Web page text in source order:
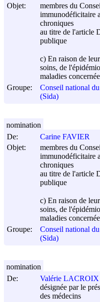
Objet:
membres du
immunodéficitaire
chroniques
au titre de l'article
publique
c) En raison de
soins, de
maladies
Groupe:
Conseil national
(Sida)
De:
Carine FAVIER
Objet:
membres du
immunodéficitaire
chroniques
au titre de l'article
publique
c) En raison de
soins, de
maladies
Groupe:
Conseil national
(Sida)
nomination
De:
Valérie LACROIX
désignée par le
des médecins
nomination